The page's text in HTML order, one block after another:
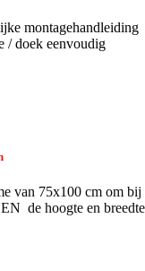
montagehandleiding
/ doek eenvoudig
van 75x100 cm om bij
de hoogte en breedte